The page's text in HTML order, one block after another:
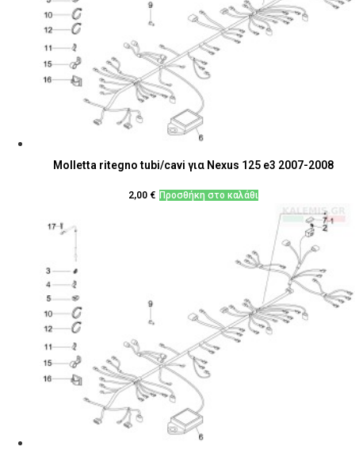
Molletta ritegno tubi/cavi για Nexus 125 e3 2007-2008
2,00 € Προσθήκη στο καλάθι